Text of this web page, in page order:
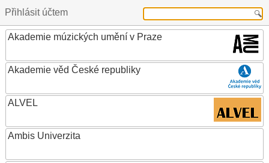
Přihlásit účtem
Akademie múzických umění v Praze
Akademie věd České republiky
ALVEL
Ambis Univerzita